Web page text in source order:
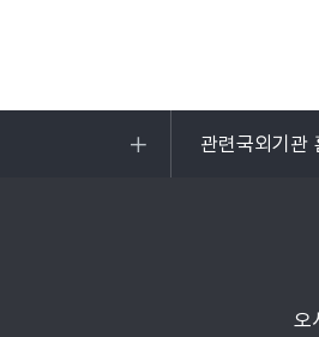
관련국외기관
목록
오